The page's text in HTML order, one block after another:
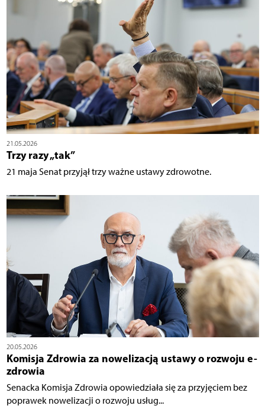
21.05.2026
Trzy razy „tak ”
21 maja Senat przyjął trzy ważne ustawy zdrowotne.
20.05.2026
Komisja Zdrowia za nowelizacją ustawy o rozwoju e-
zdrowia
Senacka Komisja Zdrowia opowiedziała się za przyjęciem bez
poprawek nowelizacji o rozwoju usług...